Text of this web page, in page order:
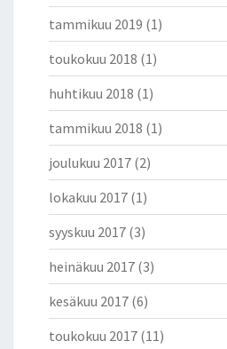
tammikuu 2019 (1)
toukokuu 2018 (1)
huhtikuu 2018 (1)
tammikuu 2018 (1)
joulukuu 2017 (2)
lokakuu 2017 (1)
syyskuu 2017 (3)
heinäkuu 2017 (3)
kesäkuu 2017 (6)
toukokuu 2017 (11)